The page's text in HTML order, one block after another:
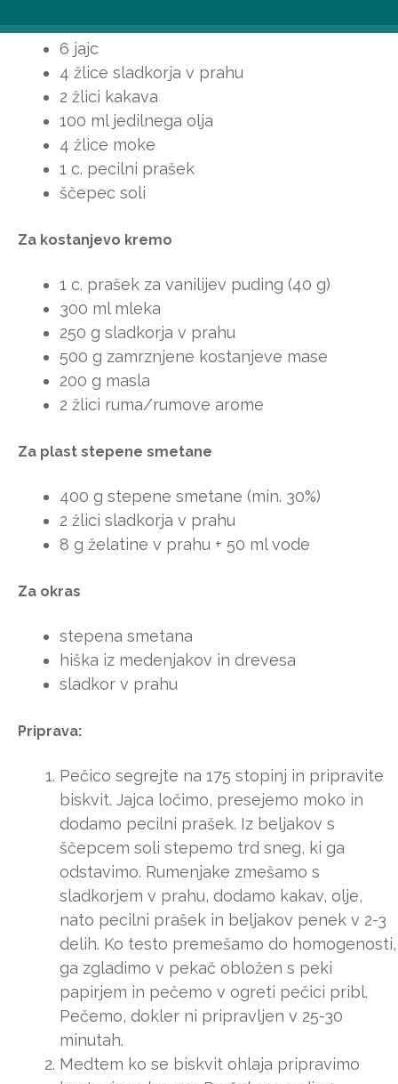
6 jajc
4 žlice sladkorja v prahu
2 žlici kakava
100 ml jedilnega olja
4 žlice moke
1 c. pecilni prašek
ščepec soli
Za kostanjevo kremo
1 c. prašek za vanilijev puding (40 g)
300 ml mleka
250 g sladkorja v prahu
500 g zamrznjene kostanjeve mase
200 g masla
2 žlici ruma/rumove arome
Za plast stepene smetane
400 g stepene smetane (min. 30%)
2 žlici sladkorja v prahu
8 g želatine v prahu + 50 ml vode
Za okras
stepena smetana
hiška iz medenjakov in drevesa
sladkor v prahu
Priprava:
Pečico segrejte na 175 stopinj in pripravite
biskvit. Jajca ločimo, presejemo moko in
dodamo pecilni prašek. Iz beljakov s
ščepcem soli stepemo trd sneg, ki ga
odstavimo. Rumenjake zmešamo s
sladkorjem v prahu, dodamo kakav, olje,
nato pecilni prašek in beljakov penek v 2-3
delih. Ko testo premešamo do homogenosti,
ga zgladimo v pekač obložen s peki
papirjem in pečemo v ogreti pečici pribl.
Pečemo, dokler ni pripravljen v 25-30
minutah.
Medtem ko se biskvit ohlaja pripravimo